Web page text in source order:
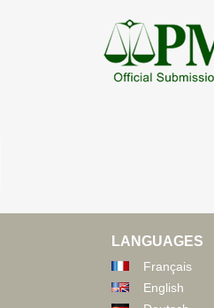
LANGUAGES
Français
English